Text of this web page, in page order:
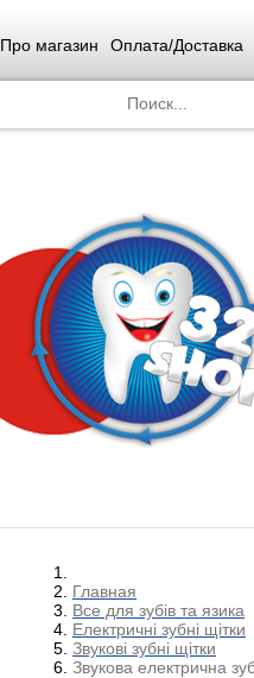
Про магазин Оплата/Доставка
Главная
Все для зубів та язика
Електричні зубні щітки
Звукові зубні щітки
Звукова електрична